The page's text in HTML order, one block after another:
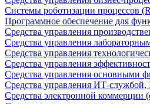
Системы роботизации процессов
Программное обеспечение для
Средства управления
Средства управления
Средства управления
Средства управления
Средства управления основными
Средства управления ИТ-
Средства электронной коммерции